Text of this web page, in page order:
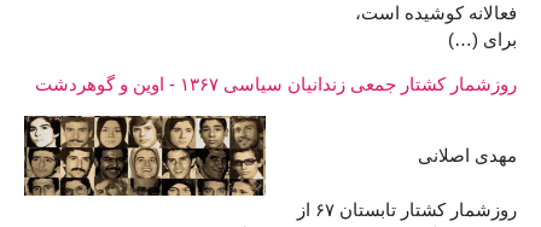
فعالانه کوشیده است،
برای (…)
روزشمار کشتار جمعی زندانیان سیاسی ۱۳۶۷ - اوین و گوهردشت
مهدی اصلانی
روزشمار کشتار تابستان ۶۷ از